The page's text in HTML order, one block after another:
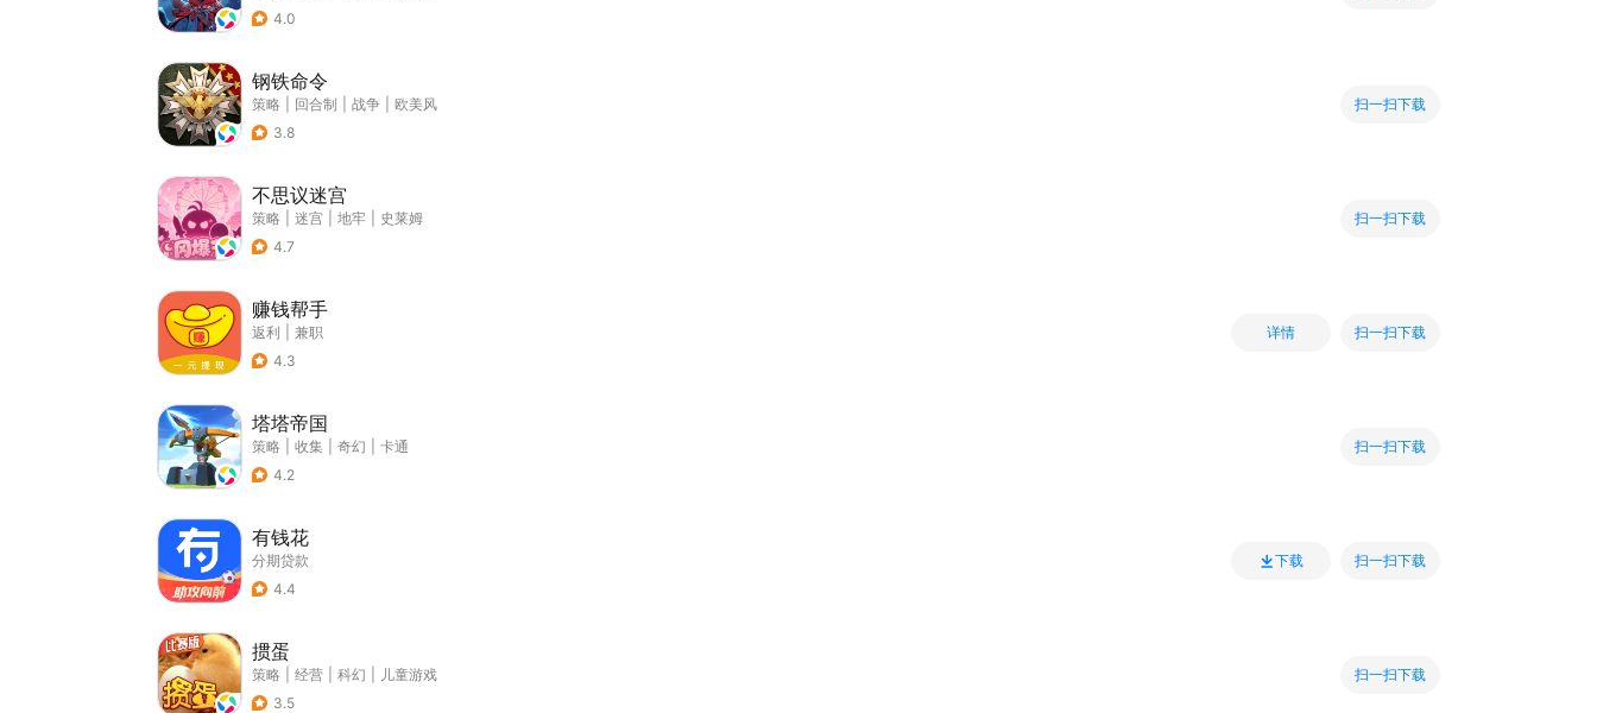
4.0
钢铁命令
策略 回合制 战争
欧美风
3.8
扫一扫下载
不思议迷宫
策略 迷宫 地牢
史莱姆
4.7
扫一扫下载
赚钱帮手
返利
兼职
4.3
详情 扫一扫下载
塔塔帝国
策略 收集 奇幻
卡通
4.2
扫一扫下载
有钱花
分期贷款
4.4
下载 扫一扫下载
掼蛋
策略 经营 科幻
儿童游戏
3.5
扫一扫下载